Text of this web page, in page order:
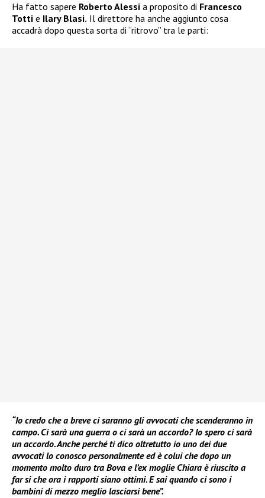
Ha fatto sapere Roberto Alessi a proposito di Francesco
Totti e Ilary Blasi. Il direttore ha anche aggiunto cosa
accadrà dopo questa sorta di “ritrovo” tra le parti:
“Io credo che a breve ci saranno gli avvocati che scenderanno in
campo. Ci sarà una guerra o ci sarà un accordo? Io spero ci sarà
un accordo. Anche perché ti dico oltretutto io uno dei due
avvocati lo conosco personalmente ed è colui che dopo un
momento molto duro tra Bova e l’ex moglie Chiara è riuscito a
far si che ora i rapporti siano ottimi. E sai quando ci sono i
bambini di mezzo meglio lasciarsi bene”.